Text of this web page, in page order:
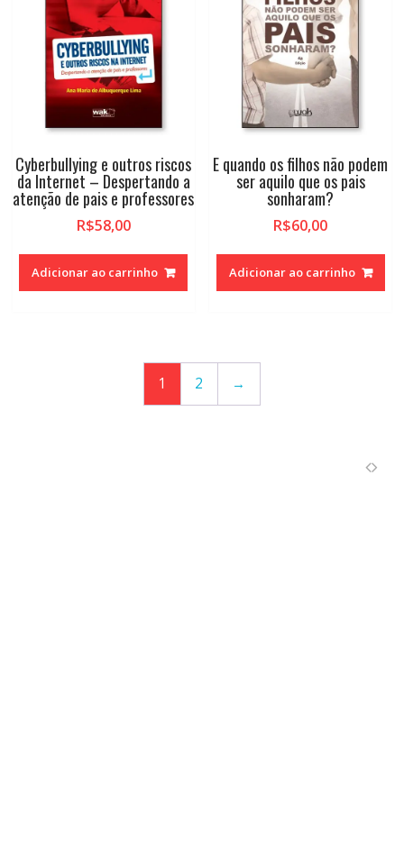
Cyberbullying e outros riscos
da Internet – Despertando a
atenção de pais e professores
R$58,00
Adicionar ao carrinho
E quando os filhos não podem
ser aquilo que os pais
sonharam?
R$60,00
Adicionar ao carrinho
1 2 →